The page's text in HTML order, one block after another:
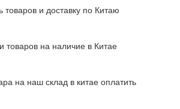
товаров и доставку по Китаю
товаров на наличие в Китае
на наш склад в китае оплатить